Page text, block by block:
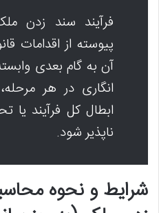
فرآیند سند زدن
پیوسته از اقدامات
آن به گام بعدی
انگاری در هر
ابطال کل فرآیند یا
ناپذیر شود.
شرایط و نحوه